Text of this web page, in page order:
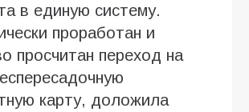
в единую систему.
проработан и
просчитан переход на
карту, доложила